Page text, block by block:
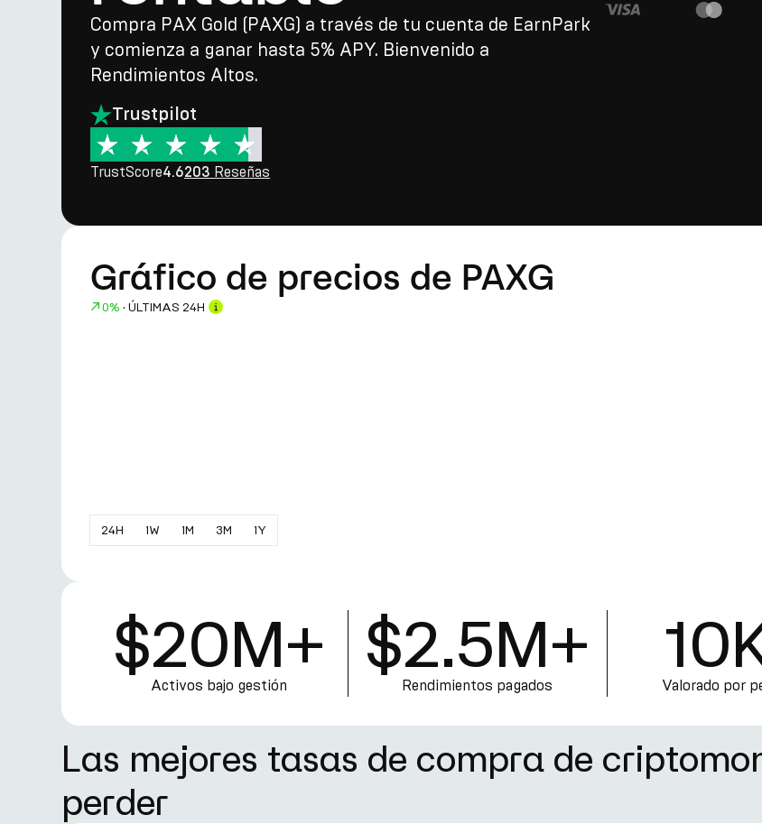
Compra PAX Gold (PAXG) a través de tu cuenta de EarnPark
y comienza a ganar hasta 5% APY. Bienvenido a
Rendimientos Altos.
Trustpilot
TrustScore4.6203 Reseñas
Gráfico de precios de PAXG
0% · ÚLTIMAS 24H
24H 1W 1M 3M 1Y
$20M+
Activos bajo gestión
$2.5M+
Rendimientos pagados Valorado por
Las mejores tasas de compra de
perder